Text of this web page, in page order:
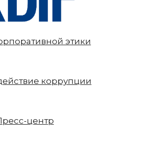
этики
коррупции
центр